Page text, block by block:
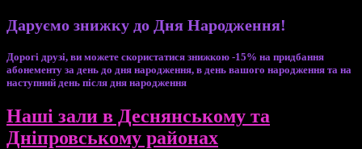
Даруємо знижку до Дня Народження!
Дорогі друзі, ви можете скористатися знижкою -15% на придбання
абонементу за день до дня народження, в день вашого народження та на
наступний день після дня народження
Наші зали в Деснянському та
Дніпровському районах